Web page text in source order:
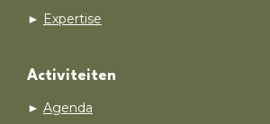
► Expertise
Activiteiten
► Agenda